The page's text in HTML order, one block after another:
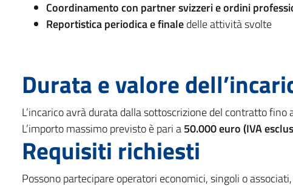
Coordinamento con partner svizzeri e ordini
Reportistica periodica e finaledelle attività svolte
Durata e valore
L’incarico avrà durata dalla sottoscrizione del contratto fino
L’importo massimo previsto è pari a50.000 euro (IVA
Requisiti richiesti
Possono partecipare operatori economici, singoli o